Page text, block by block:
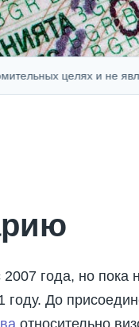
целях и не
года, но пока
году. До
относительно